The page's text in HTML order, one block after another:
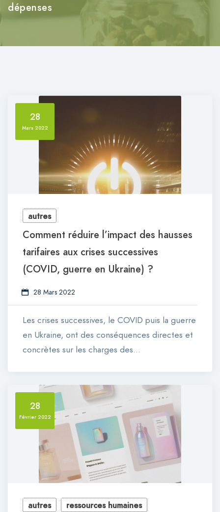
dépenses
28
Mars 2022
autres
Comment réduire l’impact des hausses
tarifaires aux crises successives
(COVID, guerre en Ukraine) ?
28 Mars 2022
Les crises successives, le COVID puis la guerre
en Ukraine, ont des conséquences directes et
concrètes sur les charges des…
28
Février 2022
autres ressources humaines